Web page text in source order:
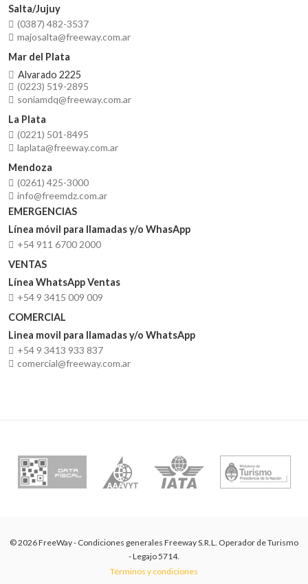
Salta/Jujuy
(0387) 482-3537
majosalta@freeway.com.ar
Mar del Plata
Alvarado 2225
(0223) 519-2895
soniamdq@freeway.com.ar
La Plata
(0221) 501-8495
laplata@freeway.com.ar
Mendoza
(0261) 425-3000
info@freemdz.com.ar
EMERGENCIAS
Línea móvil para llamadas y/o WhasApp
+54 911 6700 2000
VENTAS
Línea WhatsApp Ventas
+54 9 3415 009 009
COMERCIAL
Linea movil para llamadas y/o WhatsApp
+54 9 3413 933 837
comercial@freeway.com.ar
© 2026 FreeWay - Condiciones generales Freeway S.R.L. Operador de Turismo
- Legajo 5714.
Términos y condiciones